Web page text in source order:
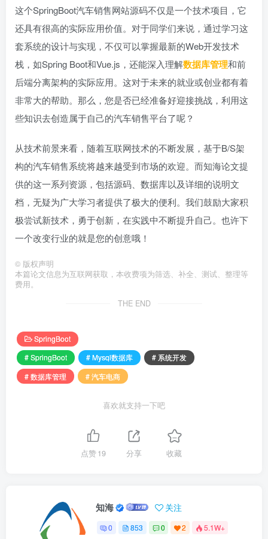
这个SpringBoot汽车销售网站源码不仅是一个技术项目，它
还具有很高的实际应用价值。对于同学们来说，通过学习这
套系统的设计与实现，不仅可以掌握最新的Web开发技术
栈，如Spring Boot和Vue.js，还能深入理解数据库管理和前
后端分离架构的实际应用。这对于未来的就业或创业都有着
非常大的帮助。那么，您是否已经准备好迎接挑战，利用这
些知识去创造属于自己的汽车销售平台了呢？
从技术前景来看，随着互联网技术的不断发展，基于B/S架
构的汽车销售系统将越来越受到市场的欢迎。而知海论文提
供的这一系列资源，包括源码、数据库以及详细的说明文
档，无疑为广大学习者提供了极大的便利。我们鼓励大家积
极尝试新技术，勇于创新，在实践中不断提升自己。也许下
一个改变行业的就是您的创意哦！
© 版权声明
本篇论文信息为互联网获取，本收费项为筛选、补全、测试、整理等
费用。
THE END
SpringBoot
# SpringBoot
# Mysql数据库
# 系统开发
# 数据库管理
# 汽车电商
喜欢就支持一下吧
点赞19 分享 收藏
知海 关注
0 853 0 2 5.1W+